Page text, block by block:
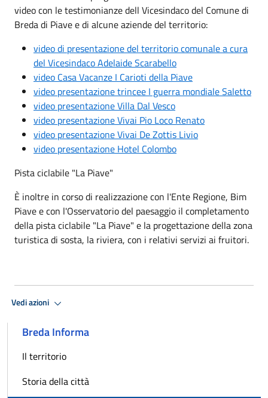
video con le testimonianze dell Vicesindaco del Comune di
Breda di Piave e di alcune aziende del territorio:
video di presentazione del territorio comunale a cura
del Vicesindaco Adelaide Scarabello
video Casa Vacanze I Carioti della Piave
video presentazione trincee I guerra mondiale Saletto
video presentazione Villa Dal Vesco
video presentazione Vivai Pio Loco Renato
video presentazione Vivai De Zottis Livio
video presentazione Hotel Colombo
Pista ciclabile "La Piave"
È inoltre in corso di realizzazione con l'Ente Regione, Bim
Piave e con l'Osservatorio del paesaggio il completamento
della pista ciclabile "La Piave" e la progettazione della zona
turistica di sosta, la riviera, con i relativi servizi ai fruitori.
Vedi azioni
Breda Informa
Il territorio
Storia della città